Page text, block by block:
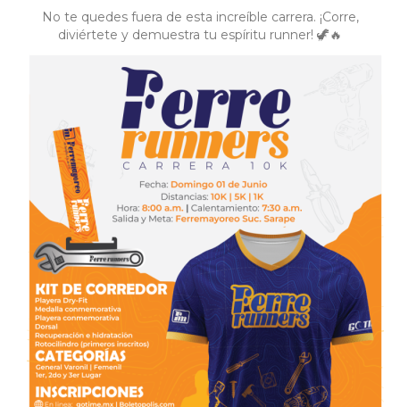
No te quedes fuera de esta increíble carrera. ¡Corre,
diviértete y demuestra tu espíritu runner! 🦖🔥